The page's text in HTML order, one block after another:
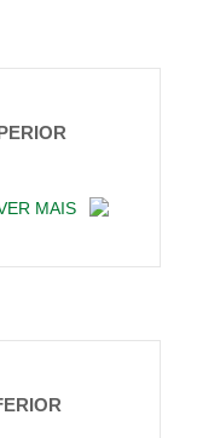
MAIS